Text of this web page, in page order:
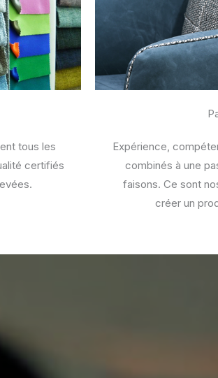
tous les
certifiés
Expérience,
combinés à une
faisons. Ce sont
créer un